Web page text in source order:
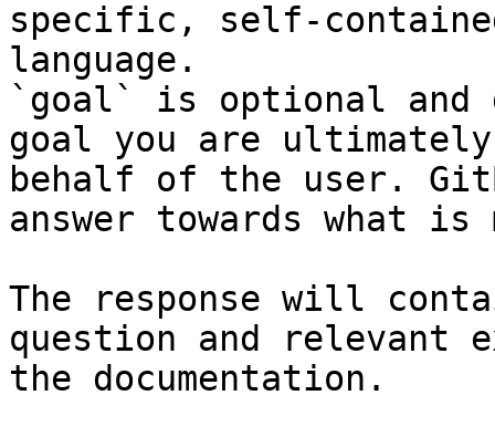
specific, self-
language.
`goal` is optional and
goal you are
behalf of the user.
answer towards what
The response will
question and relevant
the documentation.